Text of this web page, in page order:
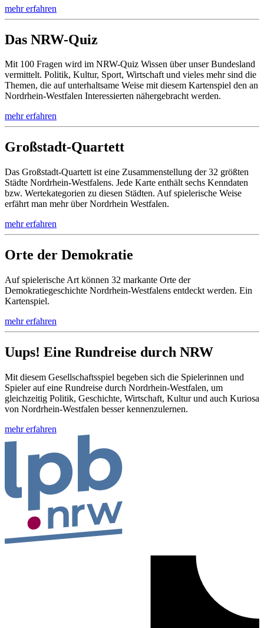
mehr erfahren
Das NRW-Quiz
Mit 100 Fragen wird im NRW-Quiz Wissen über unser Bundesland
vermittelt. Politik, Kultur, Sport, Wirtschaft und vieles mehr sind die
Themen, die auf unterhaltsame Weise mit diesem Kartenspiel den an
Nordrhein-Westfalen Interessierten nähergebracht werden.
mehr erfahren
Großstadt-Quartett
Das Großstadt-Quartett ist eine Zusammenstellung der 32 größten
Städte Nordrhein-Westfalens. Jede Karte enthält sechs Kenndaten
bzw. Wertekategorien zu diesen Städten. Auf spielerische Weise
erfährt man mehr über Nordrhein Westfalen.
mehr erfahren
Orte der Demokratie
Auf spielerische Art können 32 markante Orte der
Demokratiegeschichte Nordrhein-Westfalens entdeckt werden. Ein
Kartenspiel.
mehr erfahren
Uups! Eine Rundreise durch NRW
Mit diesem Gesellschaftsspiel begeben sich die Spielerinnen und
Spieler auf eine Rundreise durch Nordrhein-Westfalen, um
gleichzeitig Politik, Geschichte, Wirtschaft, Kultur und auch Kuriosa
von Nordrhein-Westfalen besser kennenzulernen.
mehr erfahren